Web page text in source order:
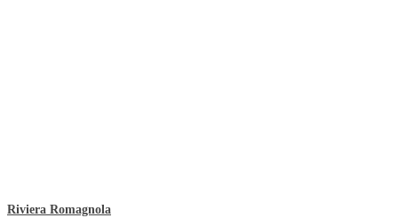
Riviera Romagnola